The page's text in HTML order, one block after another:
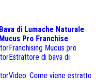
Bava di Lumache Naturale
Mucus Pro Franchise
Franchising Mucus pro
Estrattore di bava di
Video: Come viene estratto